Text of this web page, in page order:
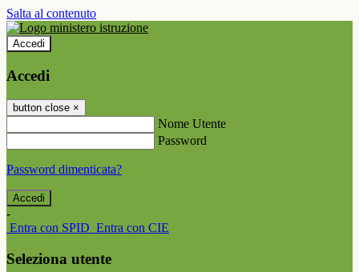
Salta al contenuto
Accedi
Accedi
button close ×
Nome Utente
Password
Password dimenticata?
-
Entra con SPID Entra con CIE
Seleziona utente